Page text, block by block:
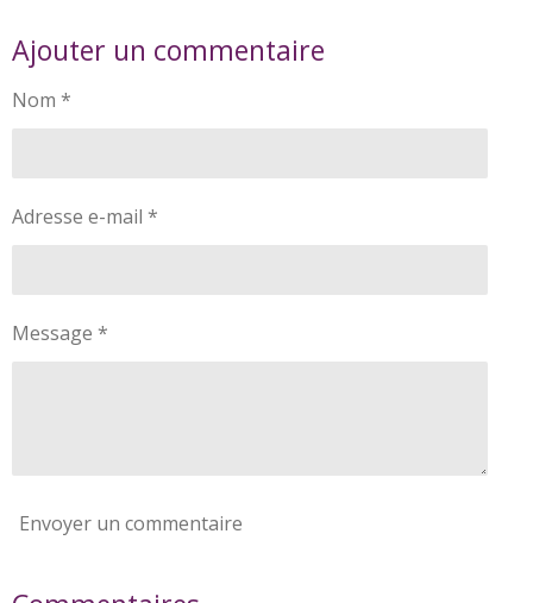
Ajouter un commentaire
Nom *
Adresse e-mail *
Message *
Envoyer un commentaire